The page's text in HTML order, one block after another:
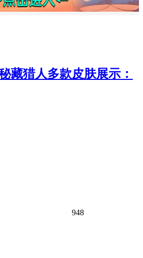
藏猎人多款皮肤展示：
948